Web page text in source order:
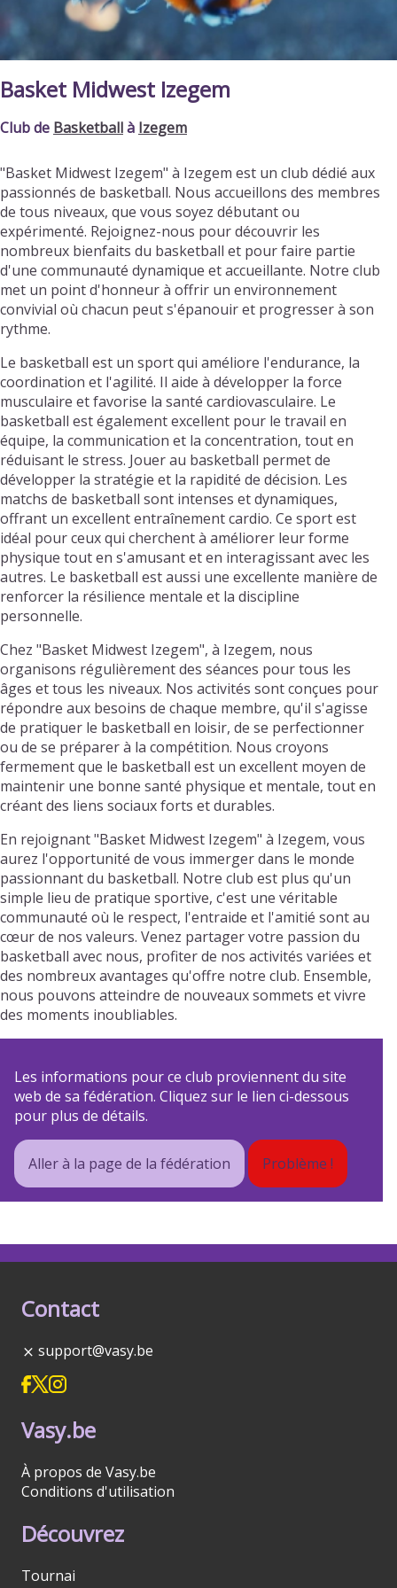
Basket Midwest Izegem
Club de Basketballà Izegem
"Basket Midwest Izegem" à Izegem est un club dédié aux
passionnés de basketball. Nous accueillons des membres
de tous niveaux, que vous soyez débutant ou
expérimenté. Rejoignez-nous pour découvrir les
nombreux bienfaits du basketball et pour faire partie
d'une communauté dynamique et accueillante. Notre club
met un point d'honneur à offrir un environnement
convivial où chacun peut s'épanouir et progresser à son
rythme.
Le basketball est un sport qui améliore l'endurance, la
coordination et l'agilité. Il aide à développer la force
musculaire et favorise la santé cardiovasculaire. Le
basketball est également excellent pour le travail en
équipe, la communication et la concentration, tout en
réduisant le stress. Jouer au basketball permet de
développer la stratégie et la rapidité de décision. Les
matchs de basketball sont intenses et dynamiques,
offrant un excellent entraînement cardio. Ce sport est
idéal pour ceux qui cherchent à améliorer leur forme
physique tout en s'amusant et en interagissant avec les
autres. Le basketball est aussi une excellente manière de
renforcer la résilience mentale et la discipline
personnelle.
Chez "Basket Midwest Izegem", à Izegem, nous
organisons régulièrement des séances pour tous les
âges et tous les niveaux. Nos activités sont conçues pour
répondre aux besoins de chaque membre, qu'il s'agisse
de pratiquer le basketball en loisir, de se perfectionner
ou de se préparer à la compétition. Nous croyons
fermement que le basketball est un excellent moyen de
maintenir une bonne santé physique et mentale, tout en
créant des liens sociaux forts et durables.
En rejoignant "Basket Midwest Izegem" à Izegem, vous
aurez l'opportunité de vous immerger dans le monde
passionnant du basketball. Notre club est plus qu'un
simple lieu de pratique sportive, c'est une véritable
communauté où le respect, l'entraide et l'amitié sont au
cœur de nos valeurs. Venez partager votre passion du
basketball avec nous, profiter de nos activités variées et
des nombreux avantages qu'offre notre club. Ensemble,
nous pouvons atteindre de nouveaux sommets et vivre
des moments inoubliables.
Les informations pour ce club proviennent du site
web de sa fédération. Cliquez sur le lien ci-dessous
pour plus de détails.
Aller à la page de la fédération Problème !
Contact
support@vasy.be
Vasy.be
À propos de Vasy.be
Conditions d'utilisation
Découvrez
Tournai